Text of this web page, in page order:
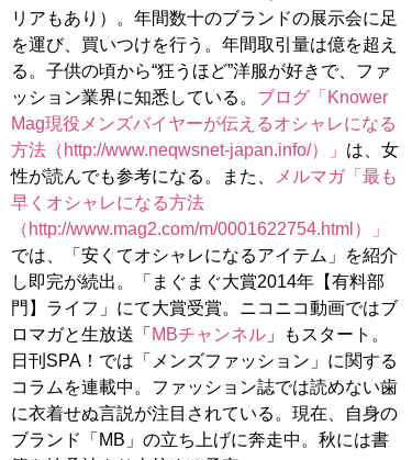
リアもあり）。年間数十のブランドの展示会に足
を運び、買いつけを行う。年間取引量は億を超え
る。子供の頃から“狂うほど”洋服が好きで、ファ
ッション業界に知悉している。 ブログ「Knower
Mag現役メンズバイヤーが伝えるオシャレになる
方法（http://www.neqwsnet-japan.info/）」 は、女
性が読んでも参考になる。また、
メルマガ「最も
早くオシャレになる方法
（http://www.mag2.com/m/0001622754.html）」
では、「安くてオシャレになるアイテム」を紹介
し即完が続出。「まぐまぐ大賞2014年【有料部
門】ライフ」にて大賞受賞。ニコニコ動画ではブ
ロマガと生放送「 MBチャンネル 」もスタート。
日刊SPA！では「メンズファッション」に関する
コラムを連載中。ファッション誌では読めない歯
に衣着せぬ言説が注目されている。現在、自身の
ブランド「MB」の立ち上げに奔走中。秋には書